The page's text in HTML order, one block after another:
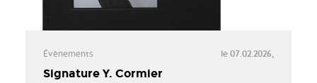
Évènements le 07.02.2026,
Signature Y. Cormier